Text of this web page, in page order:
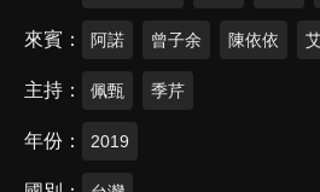
來賓 阿諾 曾子余 陳依依
主持 佩甄 季芹
年份 2019